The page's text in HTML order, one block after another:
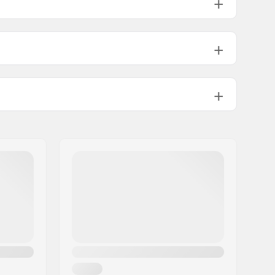
149mm (5.8") 8.25 - 8.75"
8.5"
90A
55